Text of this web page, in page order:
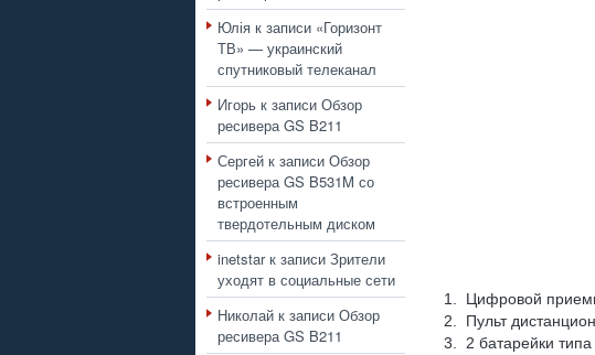
Юлія к записи «Горизонт
ТВ» — украинский
спутниковый телеканал
Игорь к записи Обзор
ресивера GS B211
Сергей к записи Обзор
ресивера GS B531M со
встроенным
твердотельным диском
inetstarк записи Зрители
уходят в социальные сети
Николай к записи Обзор
ресивера GS B211
1. Цифровой
2. Пульт
3. 2 батарейки типа